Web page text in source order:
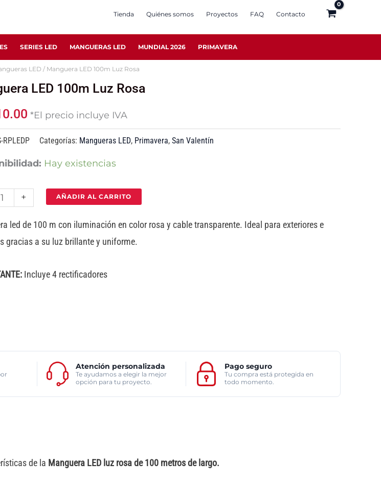
Tienda Quiénes somos Proyectos FAQ Contacto
SERIES LED MANGUERAS LED MUNDIAL 2026 PRIMAVERA
LED/ Manguera LED 100m Luz Rosa
LED 100m Luz Rosa
*El precio incluye IVA
RPLEDP Categorías: Mangueras LED, Primavera, San Valentín
Hay existencias
+ AÑADIR AL CARRITO
led de 100 m con iluminación en color rosa y cable transparente. Ideal para exteriores e
gracias a su luz brillante y uniforme.
Incluye 4 rectificadores
Atención personalizada
Te ayudamos a elegir la mejor
opción para tu proyecto.
Pago seguro
Tu compra está protegida en
todo momento.
de la Manguera LED luz rosa de 100 metros de largo.